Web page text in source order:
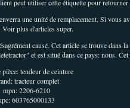
peut utiliser cette étiquette pour
une unité de remplacement. Si vous
Voir plus d'articles super.
causé. Cet article se trouve dans
et est situé dans ce pays: nous.
pièce: tendeur de ceinture
tracteur complet
mpn: 2206-6210
603765000133